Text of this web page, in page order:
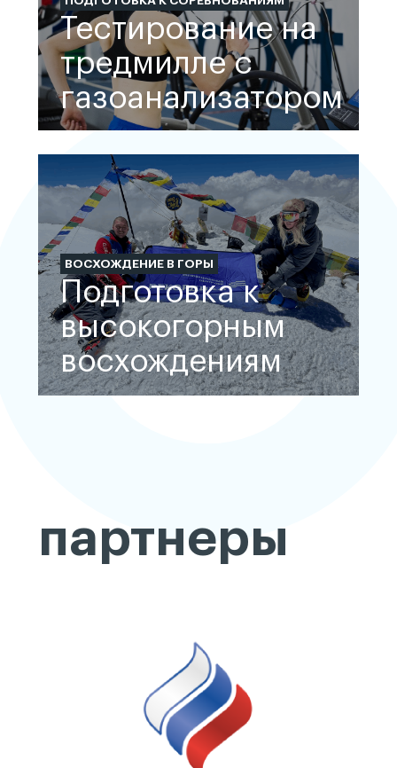
Тестирование на
тредмилле с
газоанализатором
ВОСХОЖДЕНИЕ В ГОРЫ
Подготовка к
высокогорным
восхождениям
партнеры